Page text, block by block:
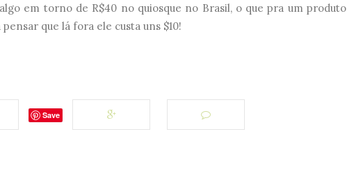
em torno de R$40 no quiosque no Brasil, o que pra um produto
que lá fora ele custa uns $10!
Save